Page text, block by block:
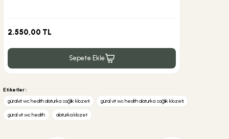
2.550,00 TL
Sepete Ekle
Etiketler :
güralvit wc health alaturka sağlık klozeti
güral vit wc health alaturka sağlık klozeti
güral vit wc health alaturka klozet